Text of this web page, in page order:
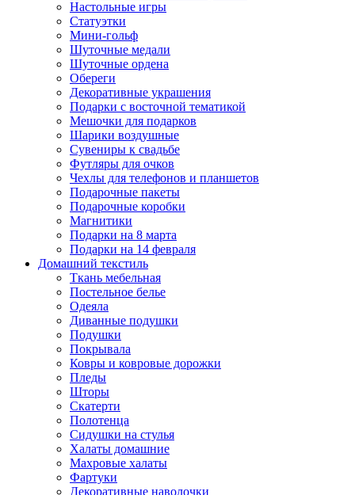
Настольные игры
Статуэтки
Мини-гольф
Шуточные медали
Шуточные ордена
Обереги
Декоративные украшения
Подарки с восточной тематикой
Мешочки для подарков
Шарики воздушные
Сувениры к свадьбе
Футляры для очков
Чехлы для телефонов и планшетов
Подарочные пакеты
Подарочные коробки
Магнитики
Подарки на 8 марта
Подарки на 14 февраля
Домашний текстиль
Ткань мебельная
Постельное белье
Одеяла
Диванные подушки
Подушки
Покрывала
Ковры и ковровые дорожки
Пледы
Шторы
Скатерти
Полотенца
Сидушки на стулья
Халаты домашние
Махровые халаты
Фартуки
Декоративные наволочки